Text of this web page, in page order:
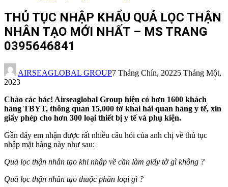
THỦ TỤC NHẬP KHẨU QUẢ LỌC THẬN
NHÂN TẠO MỚI NHẤT – MS TRANG
0395646841
AIRSEAGLOBAL GROUP7 Tháng Chín, 20225 Tháng Một,
2023
Chào các bác! Airseaglobal Group hiện có hơn 1600 khách
hàng TBYT, thông quan 15,000 tờ khai hải quan hàng y tế, xin
giấy phép cho hơn 300 loại thiết bị y tế và phụ kiện.
Gần đây em nhận được rất nhiều câu hỏi của anh chị về thủ tục
nhập mặt hàng này như sau:
Quả lọc thận nhân tạo khi nhập về cần làm giấy tờ gì không ?
Quả lọc thận nhân tạo thuộc phân loại gì ?